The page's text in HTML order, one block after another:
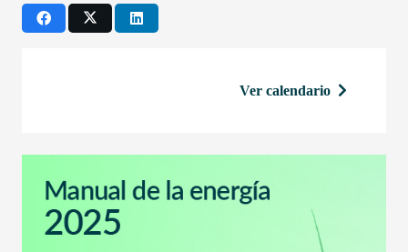
Ver calendario